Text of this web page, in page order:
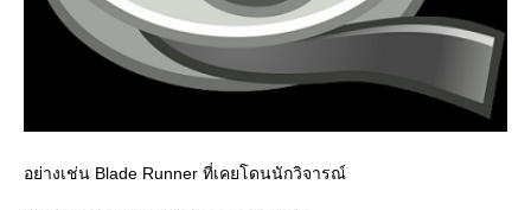
อย่างเช่น Blade Runner ที่เคยโดนนักวิจารณ์